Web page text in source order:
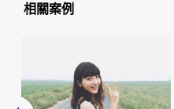
相關案例